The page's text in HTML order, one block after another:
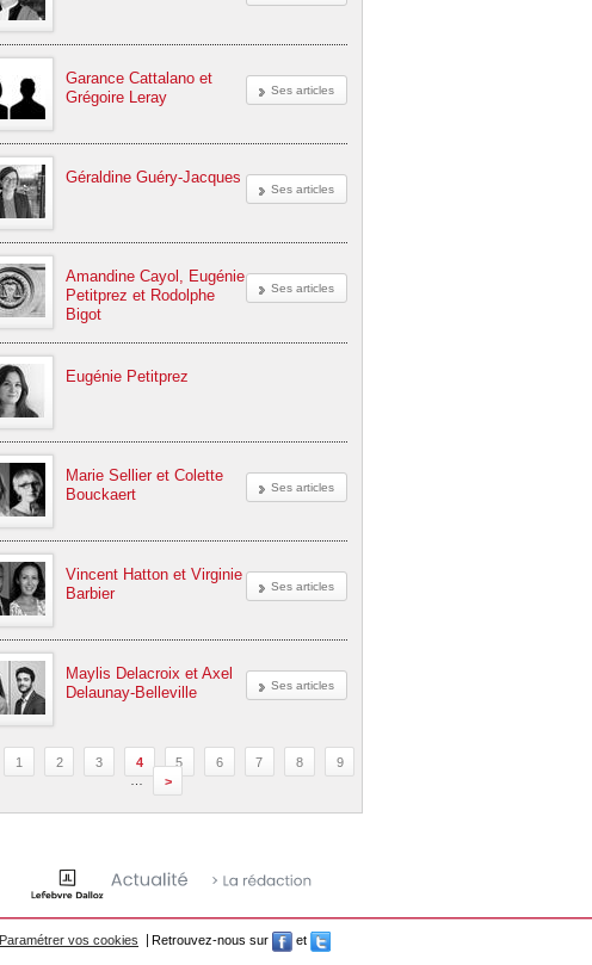
Ses articles
Garance Cattalano et
Grégoire Leray
Ses articles
Géraldine Guéry-Jacques
Ses articles
Amandine Cayol, Eugénie
Petitprez et Rodolphe
Bigot
Eugénie Petitprez
Ses articles
Marie Sellier et Colette
Bouckaert
Ses articles
Vincent Hatton et Virginie
Barbier
Ses articles
Maylis Delacroix et Axel
Delaunay-Belleville
1 2 3 4 5 6 7 8
9
>
Paramétrer vos cookies Retrouvez-nous sur
et